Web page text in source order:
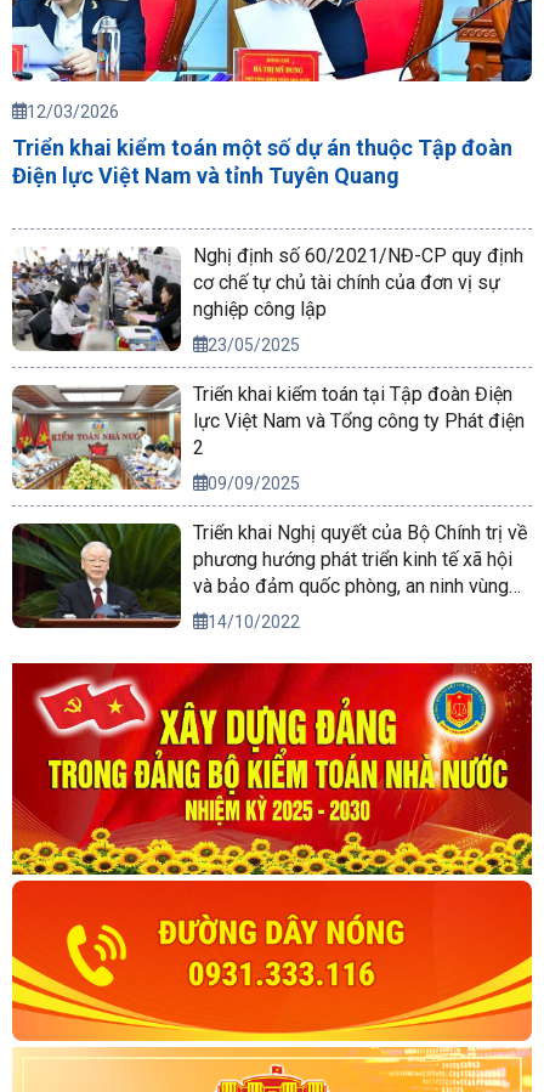
12/03/2026
Triển khai kiểm toán một số dự án thuộc Tập đoàn
Điện lực Việt Nam và tỉnh Tuyên Quang
Nghị định số 60/2021/NĐ-CP quy định
cơ chế tự chủ tài chính của đơn vị sự
nghiệp công lập
23/05/2025
Triển khai kiểm toán tại Tập đoàn Điện
lực Việt Nam và Tổng công ty Phát điện
2
09/09/2025
Triển khai Nghị quyết của Bộ Chính trị về
phương hướng phát triển kinh tế xã hội
và bảo đảm quốc phòng, an ninh vùng
Tây Nguyên đến năm 2030, tầm nhìn
14/10/2022